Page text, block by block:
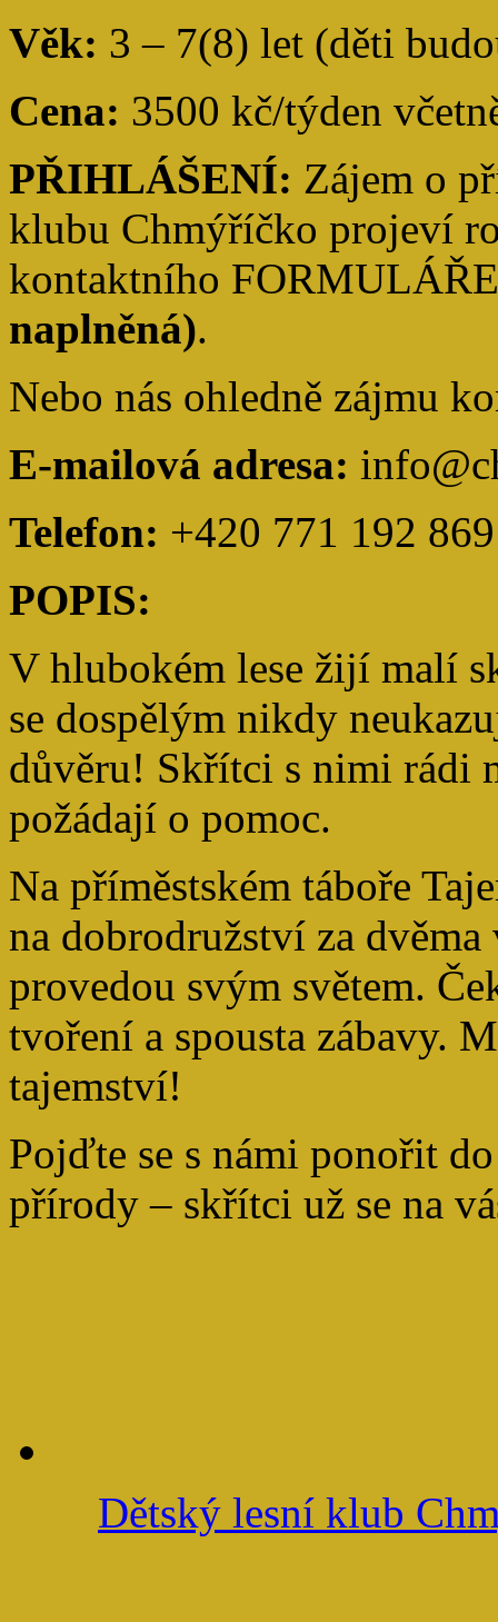
Věk: 3 – 7(8) let (děti
Cena: 3500 kč/týden
PŘIHLÁŠENÍ: Zájem o
klubu Chmýříčko projeví
kontaktního
naplněná).
Nebo nás ohledně zájmu
E-mailová adresa:
Telefon: +420 771 192 869
POPIS:
V hlubokém lese žijí malí
se dospělým nikdy
důvěru! Skřítci s nimi rádi
požádají o pomoc.
Na příměstském táboře
na dobrodružství za
provedou svým světem.
tvoření a spousta zábavy.
tajemství!
Pojďte se s námi ponořit
přírody – skřítci už se na
Dětský lesní klub